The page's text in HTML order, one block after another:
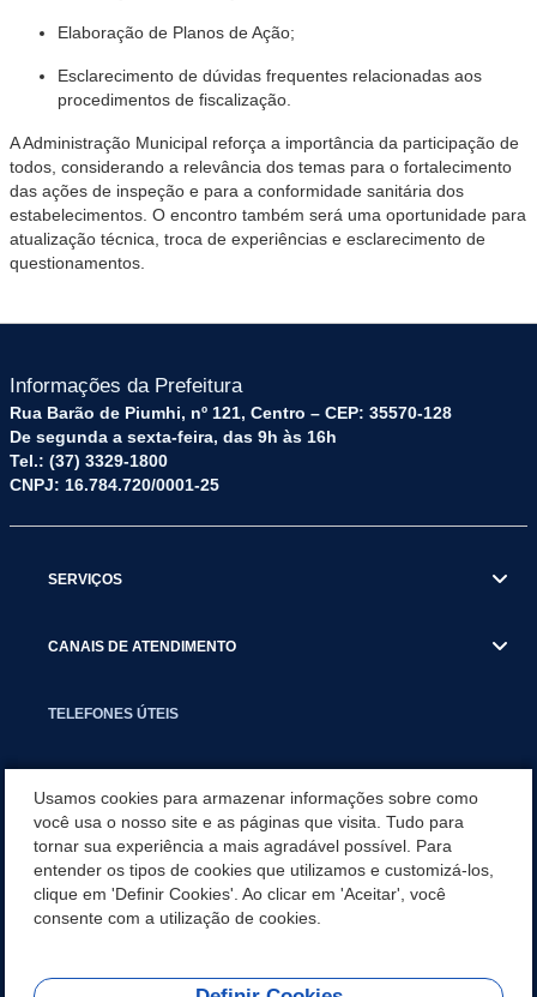
Elaboração de Planos de Ação;
Esclarecimento de dúvidas frequentes relacionadas aos
procedimentos de fiscalização.
A Administração Municipal reforça a importância da participação de
todos, considerando a relevância dos temas para o fortalecimento
das ações de inspeção e para a conformidade sanitária dos
estabelecimentos. O encontro também será uma oportunidade para
atualização técnica, troca de experiências e esclarecimento de
questionamentos.
Informações da Prefeitura
Rua Barão de Piumhi, nº 121, Centro – CEP: 35570-128
De segunda a sexta-feira, das 9h às 16h
Tel.: (37) 3329-1800
CNPJ: 16.784.720/0001-25
SERVIÇOS
CANAIS DE ATENDIMENTO
TELEFONES ÚTEIS
NOTÍCIAS
APLICATIVO
Usamos cookies para armazenar informações sobre como
você usa o nosso site e as páginas que visita. Tudo para
tornar sua experiência a mais agradável possível. Para
entender os tipos de cookies que utilizamos e customizá-los,
clique em 'Definir Cookies'. Ao clicar em 'Aceitar', você
consente com a utilização de cookies.